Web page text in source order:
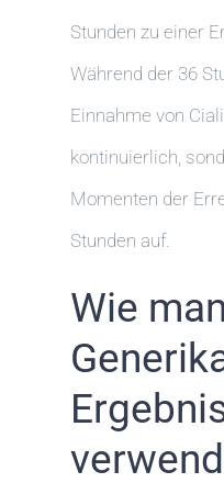
Stunden zu einer
Während der 36
Einnahme von
kontinuierlich,
Momenten der
Stunden auf.
Wie